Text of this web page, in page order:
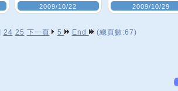
2009/10/22 2009/10/29
24 25 下一頁 5 End (總頁數:67)